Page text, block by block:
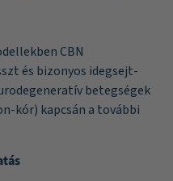
CBN
és bizonyos idegsejt-
betegségek
kór) kapcsán a további